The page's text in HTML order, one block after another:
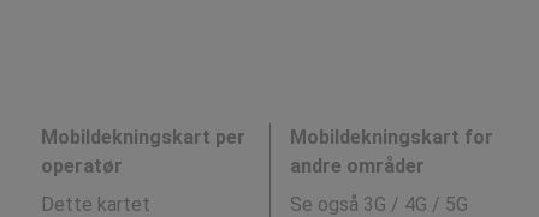
Mobildekningskart per
operatør
Dette kartet
Mobildekningskart for
andre områder
Se også 3G / 4G / 5G